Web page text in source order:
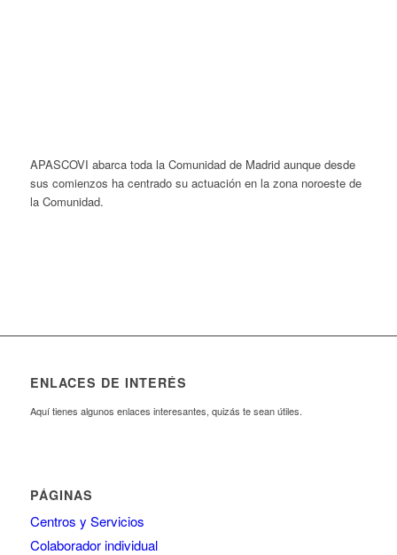
APASCOVI abarca toda la Comunidad de Madrid aunque desde
sus comienzos ha centrado su actuación en la zona noroeste de
la Comunidad.
ENLACES DE INTERÉS
Aquí tienes algunos enlaces interesantes, quizás te sean útiles.
PÁGINAS
Centros y Servicios
Colaborador individual